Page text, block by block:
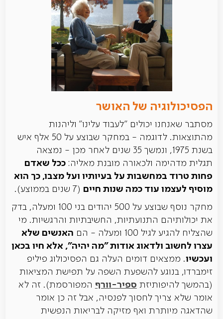
הפסיכולוגיה של האושר
מסתבר שאנחנו יכולים "לעבוד עלינו" וליהנות
מהתוצאות. לדוגמה - במחקר שבוצע על 50 אלף איש
בשנת 1975, ונמשך 35 שנים לאחר מכן - נמצאה
תגלית מדהימה ולכאורה מובנת מאליה:ככל שאדם
פחות טרוד במחשבות על בעיותיו ועל מצבו, כך הוא
מוסיף לעצמו עוד כמה שנות חיים (7 שנים בממוצע).
מחקר נוסף שבוצע על 500 יהודים בני 100 ומעלה, בדק
את יכולותיהם התנועתיות, החשיבתיות והרגשיות. מי
שהצליח להגיע לגיל 100 ומעלה - הם
האנשים שלא
עצרו לחשוב ולדאוג אודות "מה יהיה", אלא חיו בכאן
ועכשיו. ממצאים דומים העלה גם הפסיכולוג פיליפ
זימברדו, בנוגע להשפעת השפה על תפישת המציאות
(בהמשך להיפותיזת ספיר-וורף המפורסמת). זה לא
אומר שלא צריך לחסוך לפנסיה, אבל זה כן אומר
שהדאגה מיותרת ואף מזיקה לבריאות הנפשית